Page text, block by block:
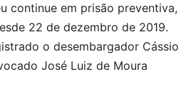
continue em prisão preventiva,
22 de dezembro de 2019.
o desembargador Cássio
José Luiz de Moura